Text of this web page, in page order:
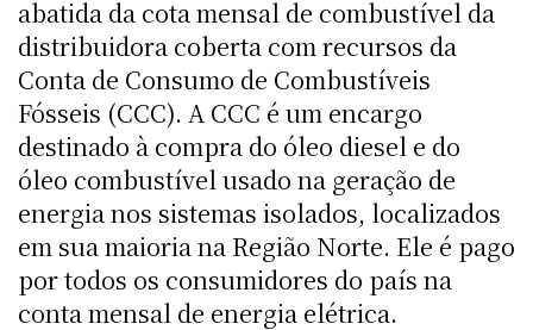
abatida da cota mensal de combustível da
distribuidora coberta com recursos da
Conta de Consumo de Combustíveis
Fósseis (CCC). A CCC é um encargo
destinado à compra do óleo diesel e do
óleo combustível usado na geração de
energia nos sistemas isolados, localizados
em sua maioria na Região Norte. Ele é pago
por todos os consumidores do país na
conta mensal de energia elétrica.